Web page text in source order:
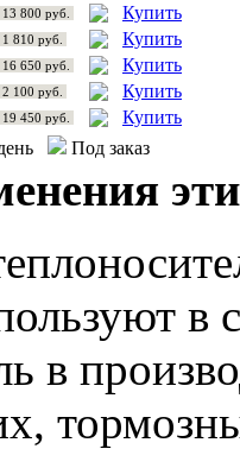
13 800 руб. Купить
1 810 руб. Купить
16 650 руб. Купить
2 100 руб. Купить
19 450 руб.
Купить
Под заказ
в
в